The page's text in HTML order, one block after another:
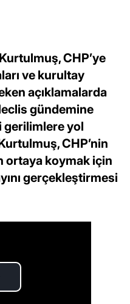
CHP’ye
ve kurultay
açıklamalarda
gündemine
gerilimlere yol
CHP’nin
ortaya koymak için
gerçekleştirmesi